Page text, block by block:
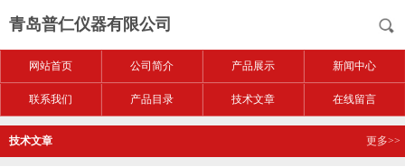
青岛普仁仪器有限公司
网站首页 公司简介 产品展示 新闻中心
联系我们 产品目录 技术文章 在线留言
技术文章 更多>>